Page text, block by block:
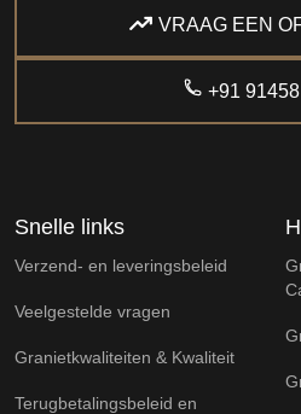
VRAAG EEN
+91
Snelle links
Verzend- en leveringsbeleid
Veelgestelde vragen
Granietkwaliteiten & Kwaliteit
Terugbetalingsbeleid en